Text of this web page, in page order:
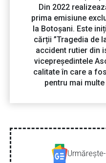
Din 2022
prima emisiune
la Botoșani. Este
cărții ”Tragedia de
accident rutier din
vicepreședintele
calitate în care a
pentru mai